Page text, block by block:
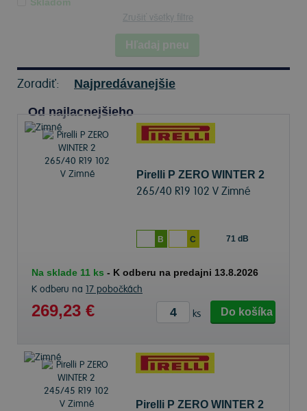
Zrušiť všetky filtre
Hľadaj pneu
Zoradiť: Najpredávanejšie
Od najlacnejšieho
Pirelli P ZERO WINTER 2
265/40 R19 102 V Zimné
B C 71 dB
Na sklade 11 ks - K odberu na predajni 13.8.2026
K odberu na 17 pobočkách
269,23 € ks Do košíka
Pirelli P ZERO WINTER 2